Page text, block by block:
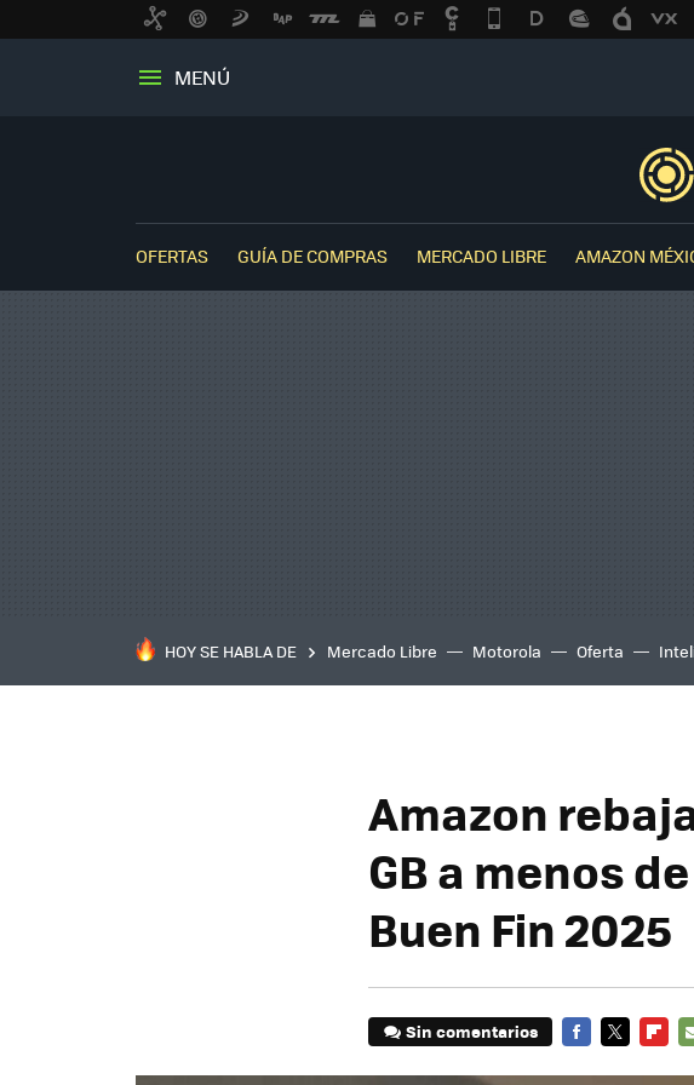
MENÚ
OFERTAS GUÍA DE COMPRAS MERCADO LIBRE AMAZON
HOY SE HABLA DE Mercado Libre Motorola Oferta
Amazon
GB a menos
Buen Fin 2025
Sin comentarios